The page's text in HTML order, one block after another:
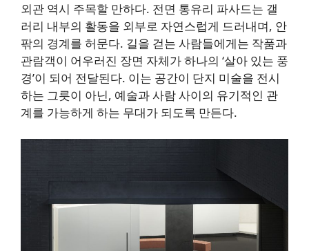
외관 역시 주목할 만하다. 전면 통유리 파사드는 갤
러리 내부의 활동을 외부로 자연스럽게 드러내며, 안
팎의 경계를 허문다. 길을 걷는 사람들에게는 작품과
관람객이 어우러진 장면 자체가 하나의 ‘살아 있는 풍
경’이 되어 전달된다. 이는 공간이 단지 미술을 전시
하는 그릇이 아닌, 예술과 사람 사이의 유기적인 관
계를 가능하게 하는 무대가 되도록 만든다.